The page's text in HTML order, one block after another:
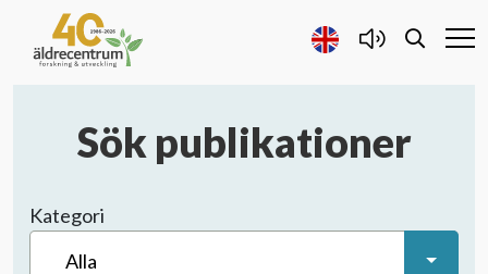
Forskning och Utveckling
Samarbete
Sök publikationer
Kategori
Alla